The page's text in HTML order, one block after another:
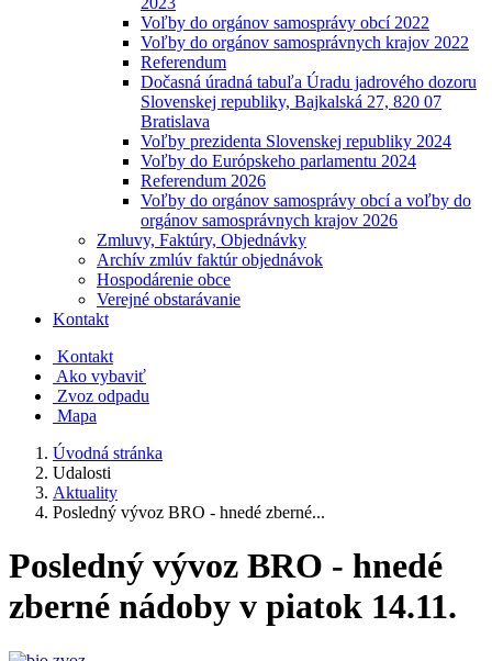
Voľby do orgánov samosprávy obcí 2022
Voľby do orgánov samosprávnych krajov 2022
Referendum
Dočasná úradná tabuľa Úradu jadrového dozoru
Slovenskej republiky, Bajkalská 27, 820 07
Bratislava
Voľby prezidenta Slovenskej republiky 2024
Voľby do Európskeho parlamentu 2024
Referendum 2026
Voľby do orgánov samosprávy obcí a voľby do
orgánov samosprávnych krajov 2026
Zmluvy, Faktúry, Objednávky
Archív zmlúv faktúr objednávok
Hospodárenie obce
Verejné obstarávanie
Kontakt
Kontakt
Ako vybaviť
Zvoz odpadu
Mapa
Úvodná stránka
Udalosti
Aktuality
Posledný vývoz BRO - hnedé zberné...
Posledný vývoz BRO - hnedé
zberné nádoby v piatok 14.11.